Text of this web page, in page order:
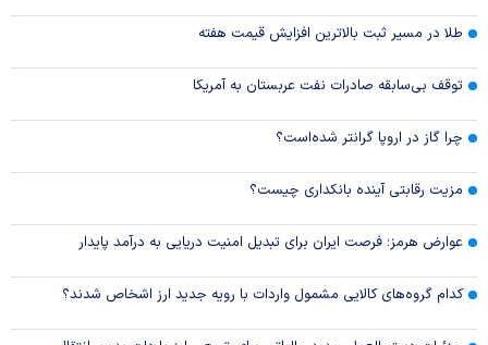
طلا در مسیر ثبت بالاترین افزایش قیمت هفته
توقف بی‌سابقه صادرات نفت عربستان به آمریکا
چرا گاز در اروپا گرانتر شده‌است؟
مزیت رقابتی آینده بانکداری چیست؟
عوارض هرمز؛ فرصت ایران برای تبدیل امنیت دریایی به درآمد پایدار
کدام گروه‌های کالایی مشمول واردات با رویه جدید ارز اشخاص شدند؟